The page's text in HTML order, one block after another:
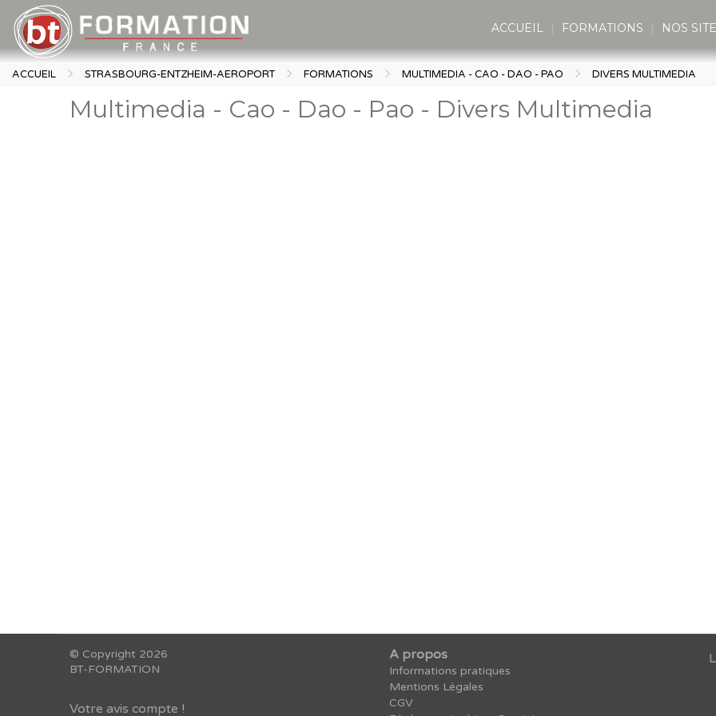
ACCUEIL FORMATIONS NOS
ACCUEIL STRASBOURG-ENTZHEIM-AEROPORT FORMATIONS MULTIMEDIA - CAO - DAO - PAO DIVERS MULTIMEDIA
Multimedia - Cao - Dao - Pao - Divers Multimedia
© Copyright 2026
BT-FORMATION
Votre avis compte !
A propos
Informations pratiques
Mentions Légales
CGV